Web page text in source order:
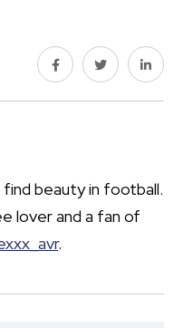
find beauty in football.
lover and a fan of
.